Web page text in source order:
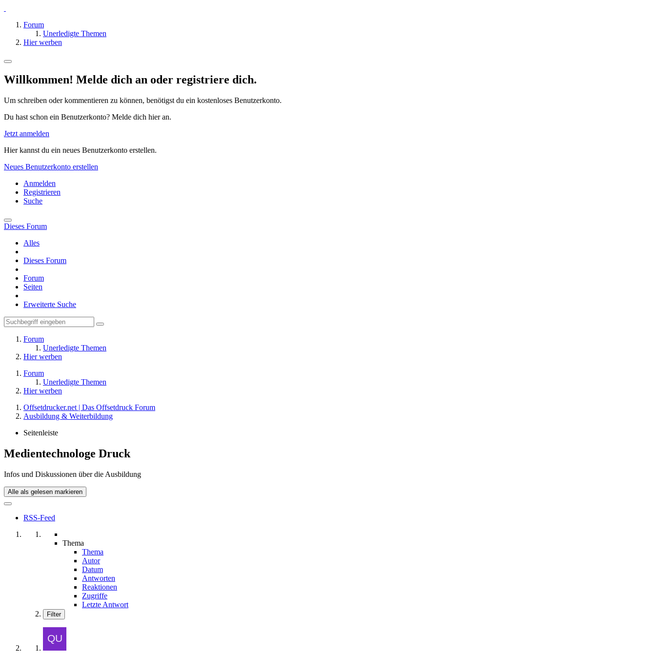
Forum
Unerledigte Themen
Hier werben
Willkommen! Melde dich an oder registriere dich.
Um schreiben oder kommentieren zu können, benötigst du ein kostenloses Benutzerkonto.
Du hast schon ein Benutzerkonto? Melde dich hier an.
Jetzt anmelden
Hier kannst du ein neues Benutzerkonto erstellen.
Neues Benutzerkonto erstellen
Anmelden
Registrieren
Suche
Dieses Forum
Alles
Dieses Forum
Forum
Seiten
Erweiterte Suche
Forum
Unerledigte Themen
Hier werben
Forum
Unerledigte Themen
Hier werben
Offsetdrucker.net | Das Offsetdruck Forum
Ausbildung & Weiterbildung
Seitenleiste
Medientechnologe Druck
Infos und Diskussionen über die Ausbildung
Alle als gelesen markieren
RSS-Feed
Thema
Thema
Autor
Datum
Antworten
Reaktionen
Zugriffe
Letzte Antwort
Filter